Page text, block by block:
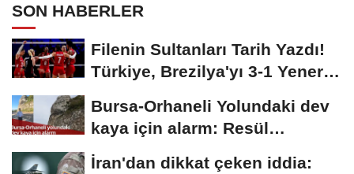
SON HABERLER
Filenin Sultanları Tarih Yazdı!
Türkiye, Brezilya'yı 3-1 Yenerek
Bursa-Orhaneli Yolundaki dev
kaya için alarm: Resül
Kaplan'dan yetkililere...
İran'dan dikkat çeken iddia: